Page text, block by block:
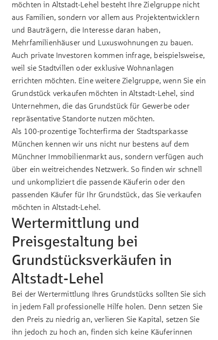
möchten in Altstadt-Lehel besteht Ihre Zielgruppe nicht
aus Familien, sondern vor allem aus Projektentwicklern
und Bauträgern, die Interesse daran haben,
Mehrfamilienhäuser und Luxuswohnungen zu bauen.
Auch private Investoren kommen infrage, beispielsweise,
weil sie Stadtvillen oder exklusive Wohnanlagen
errichten möchten. Eine weitere Zielgruppe, wenn Sie ein
Grundstück verkaufen möchten in Altstadt-Lehel, sind
Unternehmen, die das Grundstück für Gewerbe oder
repräsentative Standorte nutzen möchten.
Als 100-prozentige Tochterfirma der Stadtsparkasse
München kennen wir uns nicht nur bestens auf dem
Münchner Immobilienmarkt aus, sondern verfügen auch
über ein weitreichendes Netzwerk. So finden wir schnell
und unkompliziert die passende Käuferin oder den
passenden Käufer für Ihr Grundstück, das Sie verkaufen
möchten in Altstadt-Lehel.
Wertermittlung und
Preisgestaltung bei
Grundstücksverkäufen in
Altstadt-Lehel
Bei der Wertermittlung Ihres Grundstücks sollten Sie sich
in jedem Fall professionelle Hilfe holen. Denn setzen Sie
den Preis zu niedrig an, verlieren Sie Kapital, setzen Sie
ihn jedoch zu hoch an, finden sich keine Käuferinnen